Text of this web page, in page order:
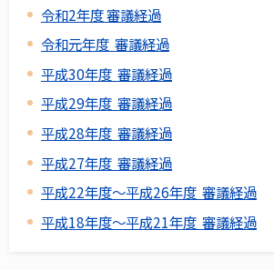
令和2年度 審議経過
令和元年度 審議経過
平成30年度 審議経過
平成29年度 審議経過
平成28年度 審議経過
平成27年度 審議経過
平成22年度～平成26年度 審議経過
平成18年度～平成21年度 審議経過